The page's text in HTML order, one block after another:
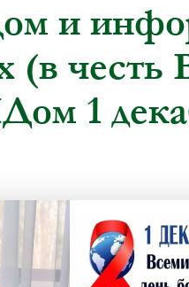
и
(в честь
1